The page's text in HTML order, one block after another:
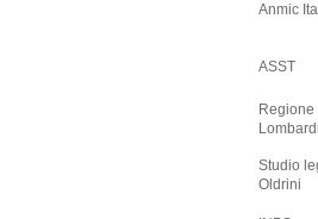
Anmic
ASST
Regione
Studio
Oldrini